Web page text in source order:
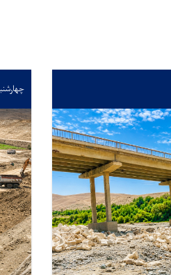
چهارشنبه ۱۴۰۵/۵/۱۴ -